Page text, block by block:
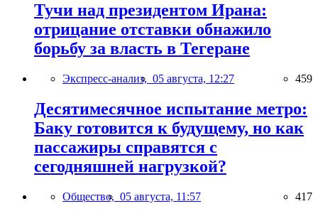
Тучи над президентом Ирана:
отрицание отставки обнажило
борьбу за власть в Тегеране
Экспресс-анализ, 05 августа, 12:27 459
Десятимесячное испытание метро:
Баку готовится к будущему, но как
пассажиры справятся с
сегодняшней нагрузкой?
Общество, 05 августа, 11:57 417